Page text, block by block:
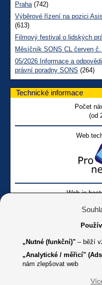
Praha(742)
Výběrové řízení na pozici
(613)
Filmový festival o lidských
Měsíčník SONS CL červen č.
05/2026 Informace a
právní poradny SONS (264)
Technické informace
Počet
(od
Web
Web je
„Nutné (funkční)" – běží
„Analytické / měřicí"
nám zlepšovat web